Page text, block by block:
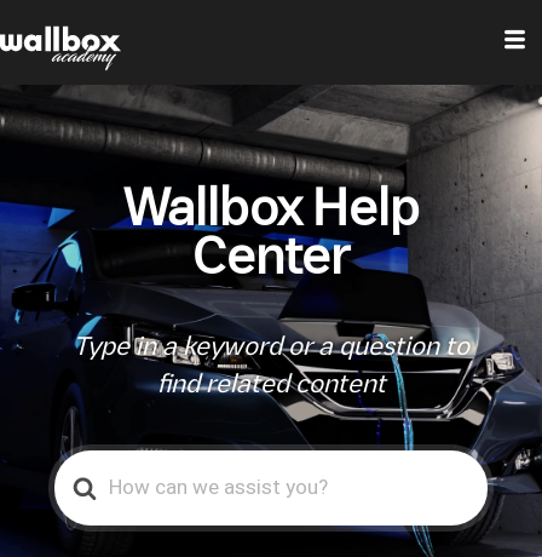
Wallbox Help
Center
Type in a keyword or a question to
find related content
Search
For